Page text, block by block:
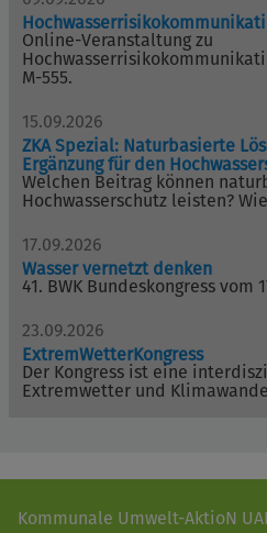
Online-Veranstaltung zu
M-555.
15.09.2026
ZKA Spezial: Naturbasierte
Ergänzung für den
Welchen Beitrag können
Hochwasserschutz leisten?
17.09.2026
Wasser vernetzt denken
41. BWK Bundeskongress vom
23.09.2026
ExtremWetterKongress
Der Kongress ist eine
Extremwetter und
Kommunale Umwelt-AktioN